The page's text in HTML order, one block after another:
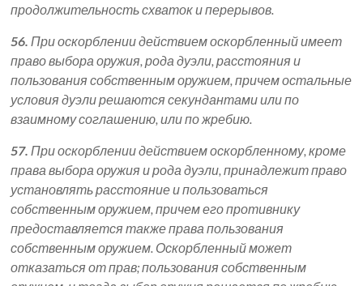
продолжительность схваток и перерывов.
56. При оскорблении действием оскорбленный имеет
право выбора оружия, рода дуэли, расстояния и
пользования собственным оружием, причем остальные
условия дуэли решаются секундантами или по
взаимному соглашению, или по жребию.
57. При оскорблении действием оскорбленному, кроме
права выбора оружия и рода дуэли, принадлежит право
установлять расстояние и пользоваться
собственным оружием, причем его противнику
предоставляется также права пользования
собственным оружием. Оскорбленный может
отказаться от прав; пользования собственным